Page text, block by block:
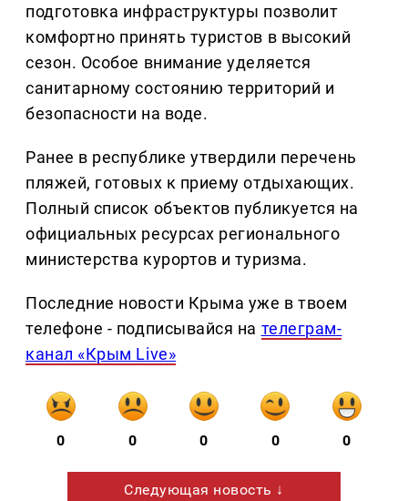
подготовка инфраструктуры позволит
комфортно принять туристов в высокий
сезон. Особое внимание уделяется
санитарному состоянию территорий и
безопасности на воде.
Ранее в республике утвердили перечень
пляжей, готовых к приему отдыхающих.
Полный список объектов публикуется на
официальных ресурсах регионального
министерства курортов и туризма.
Последние новости Крыма уже в твоем
телефоне - подписывайся на телеграм-
канал «Крым Live»
0 0 0 0 0
Следующая новость ↓